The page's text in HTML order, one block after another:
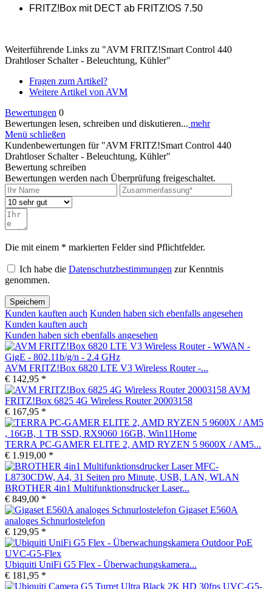
FRITZ!Box mit DECT ab FRITZ!OS 7.50
Weiterführende Links zu "AVM FRITZ!Smart Control 440
Drahtloser Schalter - Beleuchtung, Kühler"
Fragen zum Artikel?
Weitere Artikel von AVM
Bewertungen 0
Bewertungen lesen, schreiben und diskutieren... mehr
Menü schließen
Kundenbewertungen für "AVM FRITZ!Smart Control 440
Drahtloser Schalter - Beleuchtung, Kühler"
Bewertung schreiben
Bewertungen werden nach Überprüfung freigeschaltet.
Die mit einem * markierten Felder sind Pflichtfelder.
Ich habe die Datenschutzbestimmungen zur Kenntnis
genommen.
Speichern
Kunden kauften auch Kunden haben sich ebenfalls angesehen
Kunden kauften auch
Kunden haben sich ebenfalls angesehen
AVM FRITZ!Box 6820 LTE V3 Wireless Router -...
€ 142,95 *
AVM
FRITZ!Box 6825 4G Wireless Router 20003158
€ 167,95 *
TERRA PC-GAMER ELITE 2, AMD RYZEN 5 9600X / AM5...
€ 1.919,00 *
BROTHER 4in1 Multifunktionsdrucker Laser...
€ 849,00 *
Gigaset E560A
analoges Schnurlostelefon
€ 129,95 *
Ubiquiti UniFi G5 Flex - Überwachungskamera...
€ 181,95 *